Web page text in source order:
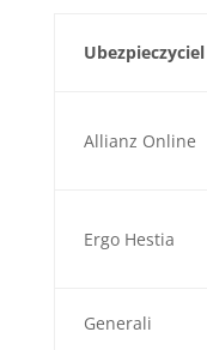
Ubezpieczyciel
Allianz Online
Ergo Hestia
Generali